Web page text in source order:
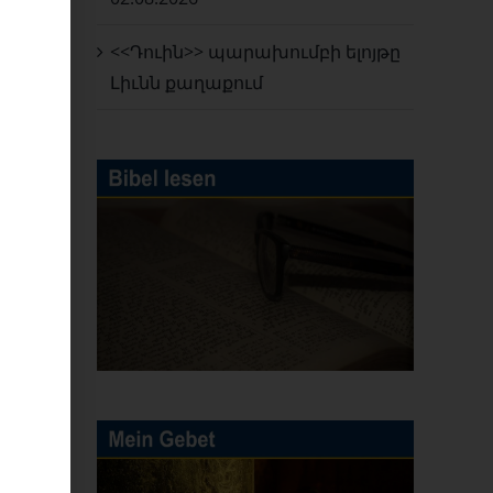
<<Դուին>> պարախումբի ելոյթը
Լիւնն քաղաքում